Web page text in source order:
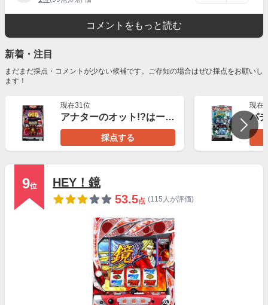
コメントをもっと読む
新着・注目
まだまだ採点・コメントが少ない候補です。ご存知の場合はぜひ採点をお願いし
ます！
現在31位
アナターのオット!?はーです
採点する
現在
9位
HEY！鏡
53.5点 (115人が評価)